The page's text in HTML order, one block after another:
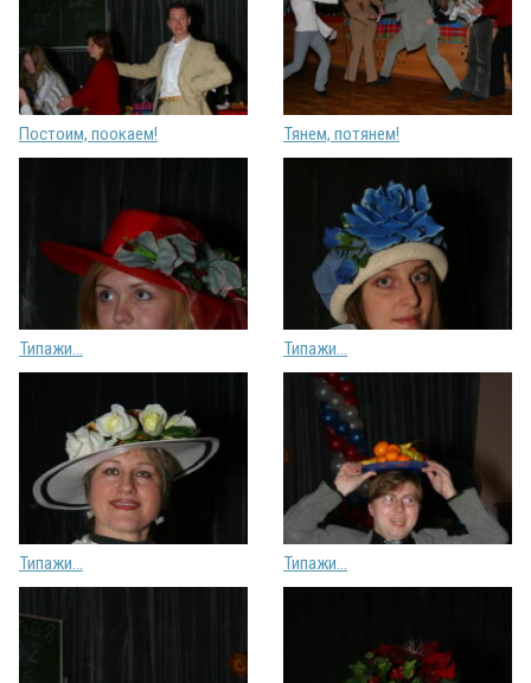
Постоим, поокаем! Тянем, потянем!
Типажи... Типажи...
Типажи... Типажи...